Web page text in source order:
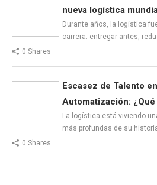
nueva logística
Durante años, la logística
carrera: entregar antes,
0 Shares
Escasez de Talento
Automatización: ¿Qué
La logística está viviendo
más profundas de su
0 Shares